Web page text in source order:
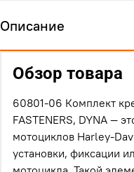
Описание
Обзор товара
60801-06 Комплект
FASTENERS, DYNA —
мотоциклов Harley-
установки, фиксации